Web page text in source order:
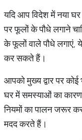
यदि आप विदेश में नया घर
पर फूलों के पौधे लगाने
के फूलों वाले पौधे लगाएं,
कर सकते हैं।
आपको मुख्य द्वार पर
घर में समस्याओं का
नियमों का पालन जरूर
मदद करते हैं।